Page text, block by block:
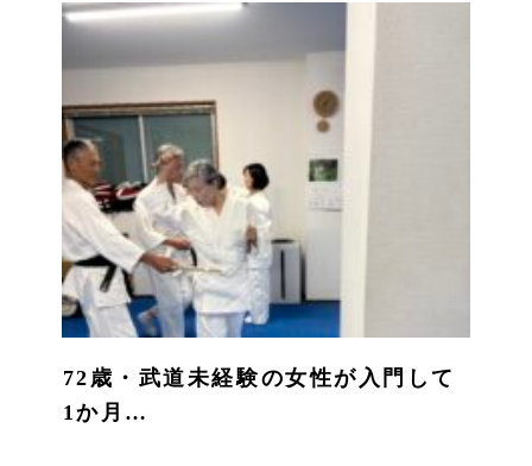
72歳・武道未経験の女性が入門して
1か月…